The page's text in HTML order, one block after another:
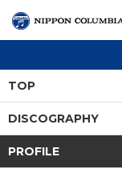
アーティスト
TOP
DISCOGRAPHY
PROFILE